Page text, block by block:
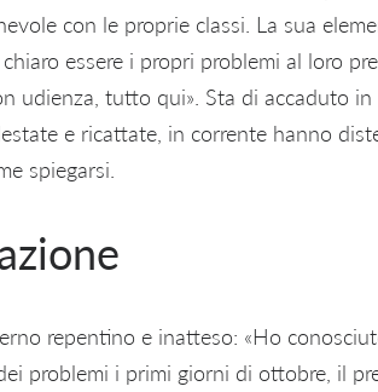
con le proprie classi. La sua
essere i propri problemi al loro
udienza, tutto qui». Sta di accaduto
e ricattate, in corrente hanno
spiegarsi.
repentino e inatteso: «Ho
problemi i primi giorni di ottobre, il